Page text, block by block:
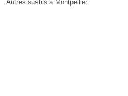
Autres sushis à Montpellier